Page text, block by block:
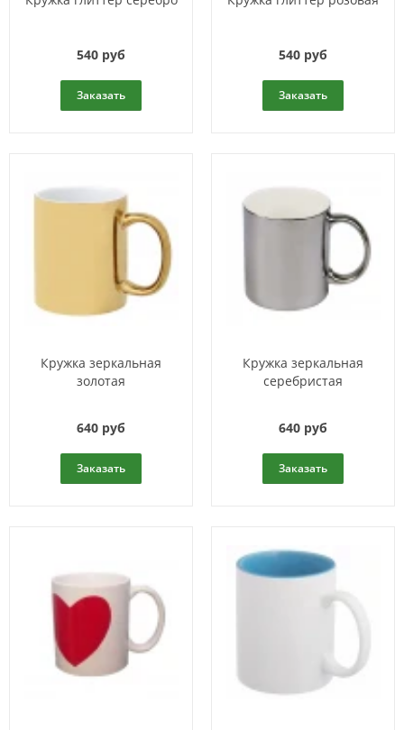
540 руб
Заказать
540 руб
Заказать
Кружка зеркальная
золотая
640 руб
Заказать
Кружка зеркальная
серебристая
640 руб
Заказать